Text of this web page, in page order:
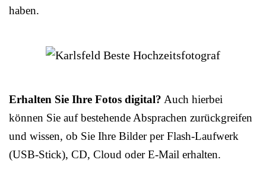
haben.
Erhalten Sie Ihre Fotos digital? Auch hierbei
können Sie auf bestehende Absprachen zurückgreifen
und wissen, ob Sie Ihre Bilder per Flash-Laufwerk
(USB-Stick), CD, Cloud oder E-Mail erhalten.